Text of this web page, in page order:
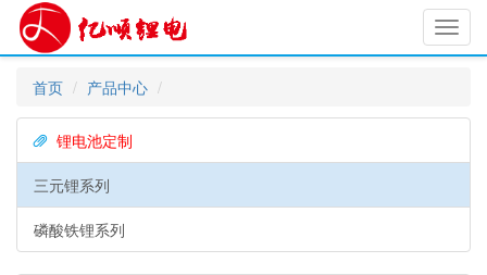
首页
产品中心
锂电池定制
三元锂系列
磷酸铁锂系列